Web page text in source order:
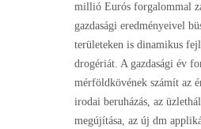
millió Eurós forgalommal
gazdasági eredményeivel
területeken is dinamikus
drogériát. A gazdasági év
mérföldkövének számít az
irodai beruházás, az
megújítása, az új dm